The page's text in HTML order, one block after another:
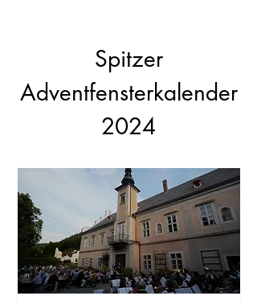
Spitzer
Adventfensterkalender
2024